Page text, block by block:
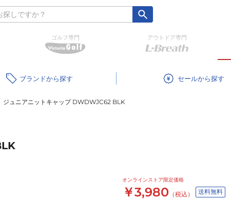
ゴルフ専門 アウトドア専門
ブランド セール
ジュニアニットキャップ DWDWJC62 BLK
オンラインストア限定価格
￥3,980 （税込） 送料無料